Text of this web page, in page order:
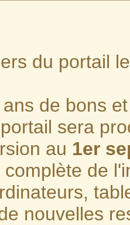
du portail
de bons
sera
au 1er
de
nouvelles